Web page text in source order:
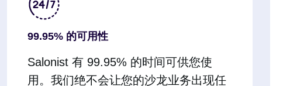
99.95% 的可用性
Salonist 有 99.95% 的时间可供您使
用。我们绝不会让您的沙龙业务出现任